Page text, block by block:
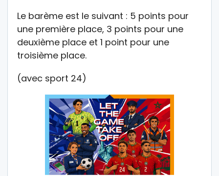
Le barème est le suivant : 5 points pour
une première place, 3 points pour une
deuxième place et 1 point pour une
troisième place.
(avec sport 24)